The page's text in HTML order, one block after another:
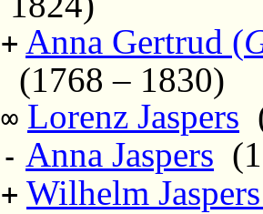
+ Anna Gertrud (
(1768 – 1830)
∞ Lorenz Jaspers
- Anna Jaspers
+ Wilhelm